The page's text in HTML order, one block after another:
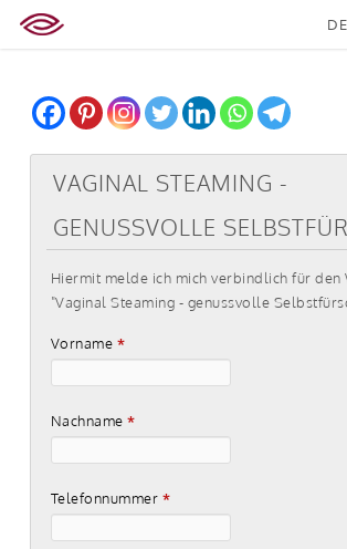
Skip
DE
VAGINAL STEAMING -
GENUSSVOLLE
Hiermit melde ich mich verbindlich für den
"Vaginal Steaming - genussvolle
Vorname *
Nachname*
Telefonnummer *